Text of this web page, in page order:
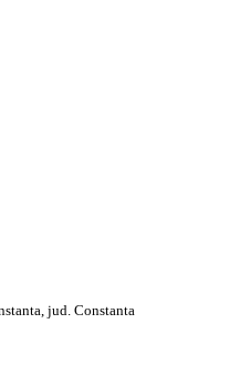
jud. Constanta